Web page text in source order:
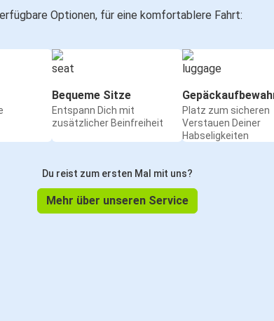
Optionen, für eine komfortablere Fahrt:
Bequeme Sitze
Entspann Dich mit
zusätzlicher Beinfreiheit
Platz zum sicheren
Verstauen Deiner
Habseligkeiten
Du reist zum ersten Mal mit uns?
Mehr über unseren Service